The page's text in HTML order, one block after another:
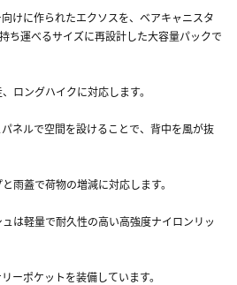
けに作られたエクソスを、ベアキャニスタ
ち運べるサイズに再設計した大容量パックで
ロングハイクに対応します。
ネルで空間を設けることで、背中を風が抜
雨蓋で荷物の増減に対応します。
は軽量で耐久性の高い高強度ナイロンリッ
ーポケットを装備しています。